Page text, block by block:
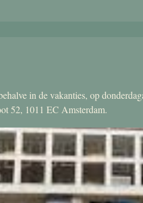
in de vakanties, op
52, 1011 EC Amsterdam.